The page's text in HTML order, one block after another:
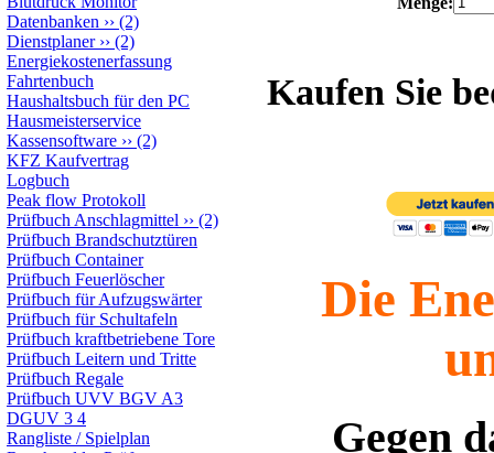
Datenbanken ›› (2)
Dienstplaner›› (2)
Energiekostenerfassung
Fahrtenbuch
Haushaltsbuch für den PC
Hausmeisterservice
Kassensoftware ›› (2)
KFZ Kaufvertrag
Logbuch
Peak flow Protokoll
Prüfbuch Anschlagmittel ›› (2)
Prüfbuch Brandschutztüren
Prüfbuch Container
Prüfbuch Feuerlöscher
Prüfbuch für Aufzugswärter
Prüfbuch für Schultafeln
Prüfbuch kraftbetriebene Tore
Prüfbuch Leitern und Tritte
Prüfbuch Regale
Prüfbuch UVV BGV A3
DGUV 3 4
Rangliste / Spielplan
Kaufen Sie
Die
Gegen